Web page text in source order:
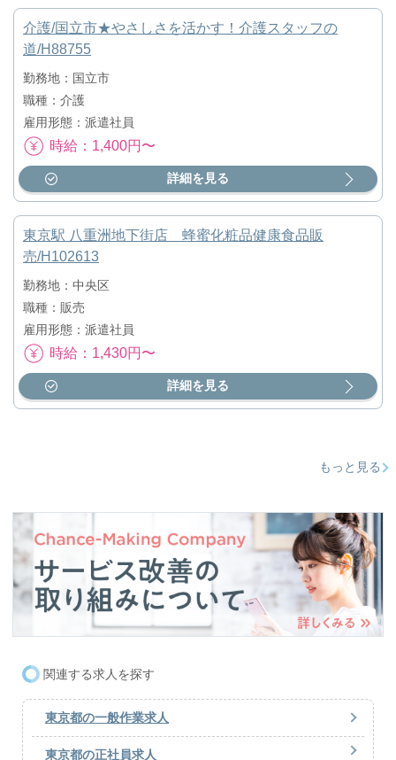
介護/国立市★やさしさを活かす！介護スタッフの
道/H88755
勤務地：国立市
職種：介護
雇用形態：派遣社員
時給：1,400円〜
詳細を見る
東京駅 八重洲地下街店 蜂蜜化粧品健康食品販
売/H102613
勤務地：中央区
職種：販売
雇用形態：派遣社員
時給：1,430円〜
詳細を見る
もっと見る
関連する求人を探す
東京都の一般作業求人
東京都の正社員求人